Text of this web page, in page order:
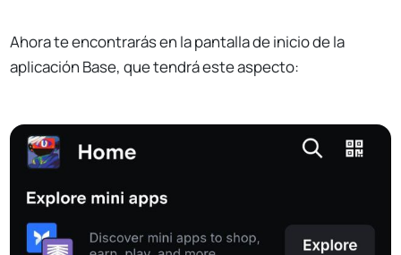
Ahora te encontrarás en la pantalla de inicio de la
aplicación Base, que tendrá este aspecto: